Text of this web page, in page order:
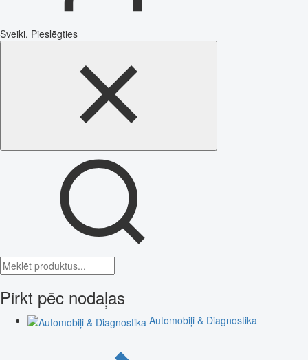
Sveiki, Pieslēgties
Pirkt pēc nodaļas
Automobiļi & Diagnostika